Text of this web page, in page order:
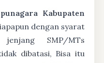
Kabupaten
dengan syarat
jenjang SMP/MTs
dibatasi, Bisa itu